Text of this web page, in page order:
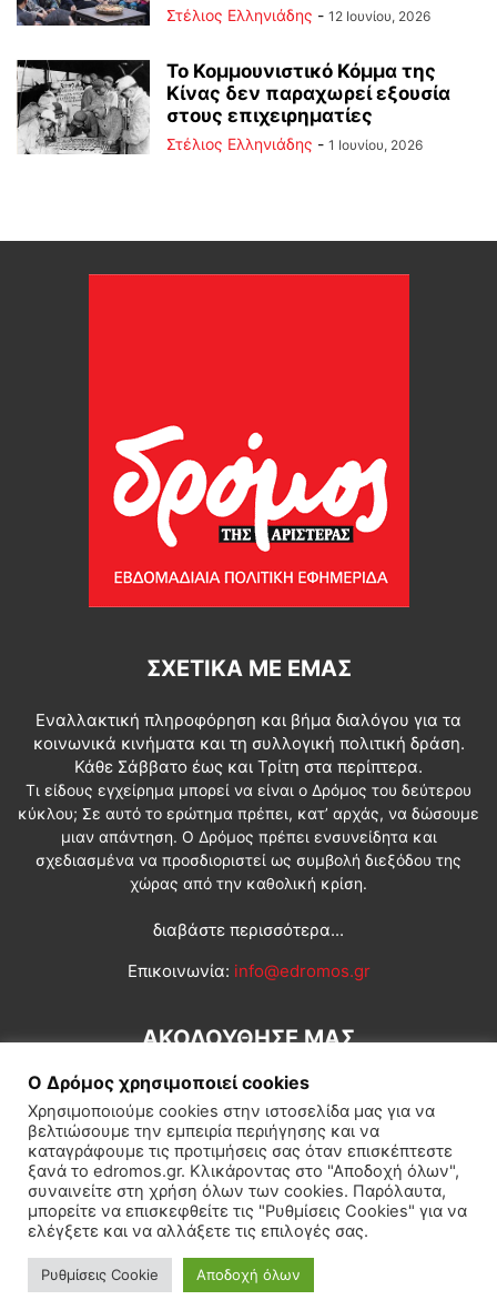
Στέλιος Ελληνιάδης - 12 Ιουνίου, 2026
Το Κομμουνιστικό Κόμμα της
Κίνας δεν παραχωρεί εξουσία
στους επιχειρηματίες
Στέλιος Ελληνιάδης - 1 Ιουνίου, 2026
ΣΧΕΤΙΚΆ ΜΕ ΕΜΆΣ
Εναλλακτική πληροφόρηση και βήμα διαλόγου για τα
κοινωνικά κινήματα και τη συλλογική πολιτική δράση.
Κάθε Σάββατο έως και Τρίτη στα περίπτερα.
Τι είδους εγχείρημα μπορεί να είναι ο Δρόμος του δεύτερου
κύκλου; Σε αυτό το ερώτημα πρέπει, κατ’ αρχάς, να δώσουμε
μιαν απάντηση. Ο Δρόμος πρέπει ενσυνείδητα και
σχεδιασμένα να προσδιοριστεί ως συμβολή διεξόδου της
χώρας από την καθολική κρίση.
διαβάστε περισσότερα...
Επικοινωνία: info@edromos.gr
ΑΚΟΛΟΥΘΗΣΕ ΜΑΣ
Εγγραφή συνδρομητή Πολιτική Διεθνή Κοινωνία
Πολιτισμός Αφιερώματα
© Δρόμος της Αριστεράς
Ο Δρόμος χρησιμοποιεί cookies
Χρησιμοποιούμε cookies στην ιστοσελίδα μας για να
βελτιώσουμε την εμπειρία περιήγησης και να
καταγράφουμε τις προτιμήσεις σας όταν επισκέπτεστε
ξανά το edromos.gr. Κλικάροντας στο "Αποδοχή όλων",
συναινείτε στη χρήση όλων των cookies. Παρόλαυτα,
μπορείτε να επισκεφθείτε τις "Ρυθμίσεις Cookies" για να
ελέγξετε και να αλλάξετε τις επιλογές σας.
Ρυθμίσεις Cookie Αποδοχή όλων